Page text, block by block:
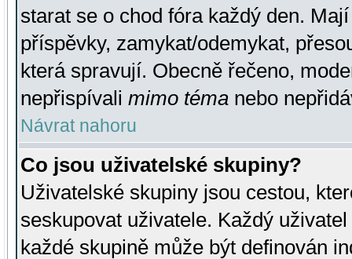
starat se o chod fóra každý den.
příspěvky, zamykat/odemykat,
která spravují. Obecně řečeno,
nepřispívali mimo téma nebo
Návrat nahoru
Co jsou uživatelské skupiny?
Uživatelské skupiny jsou cestou,
seskupovat uživatele. Každý
každé skupině může být definován